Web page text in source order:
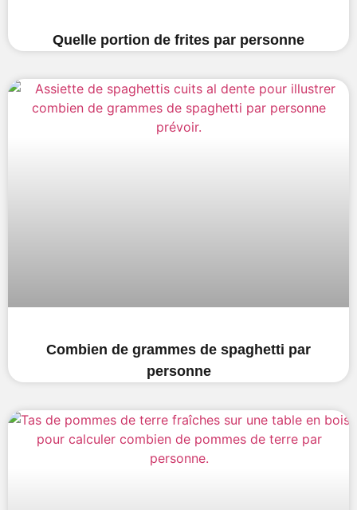
Quelle portion de frites par personne
Combien de grammes de spaghetti par
personne